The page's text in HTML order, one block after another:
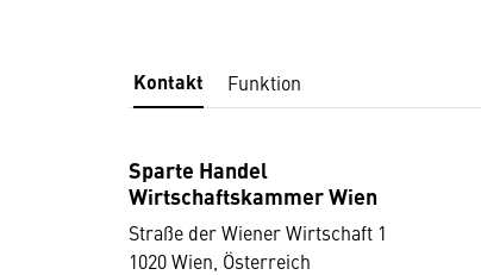
Kontakt Funktion
Sparte Handel
Wirtschaftskammer Wien
Straße der Wiener Wirtschaft 1
1020 Wien, Österreich